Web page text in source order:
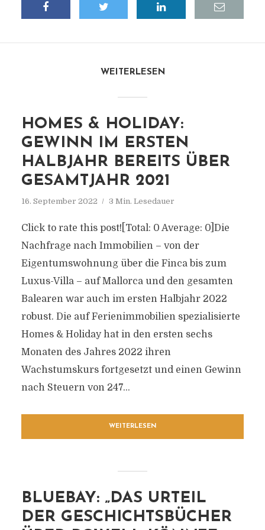
WEITERLESEN
HOMES & HOLIDAY:
GEWINN IM ERSTEN
HALBJAHR BEREITS ÜBER
GESAMTJAHR 2021
16. September 2022 3 Min. Lesedauer
Click to rate this post![Total: 0 Average: 0]Die
Nachfrage nach Immobilien – von der
Eigentumswohnung über die Finca bis zum
Luxus-Villa – auf Mallorca und den gesamten
Balearen war auch im ersten Halbjahr 2022
robust. Die auf Ferienimmobilien spezialisierte
Homes & Holiday hat in den ersten sechs
Monaten des Jahres 2022 ihren
Wachstumskurs fortgesetzt und einen Gewinn
nach Steuern von 247...
WEITERLESEN
BLUEBAY: „DAS URTEIL
DER GESCHICHTSBÜCHER